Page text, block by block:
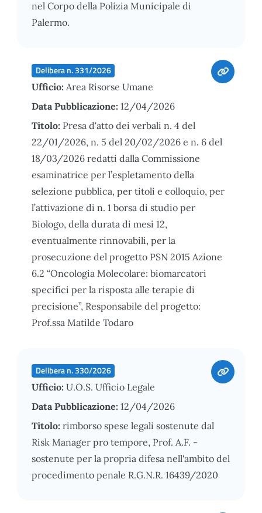
nel Corpo della Polizia Municipale di
Palermo.
Delibera n. 331/2026
Ufficio: Area Risorse Umane
Data Pubblicazione: 12/04/2026
Titolo: Presa d'atto dei verbali n. 4 del
22/01/2026, n. 5 del 20/02/2026 e n. 6 del
18/03/2026 redatti dalla Commissione
esaminatrice per l’espletamento della
selezione pubblica, per titoli e colloquio, per
l’attivazione di n. 1 borsa di studio per
Biologo, della durata di mesi 12,
eventualmente rinnovabili, per la
prosecuzione del progetto PSN 2015 Azione
6.2 “Oncologia Molecolare: biomarcatori
specifici per la risposta alle terapie di
precisione”, Responsabile del progetto:
Prof.ssa Matilde Todaro
Delibera n. 330/2026
Ufficio: U.O.S. Ufficio Legale
Data Pubblicazione: 12/04/2026
Titolo: rimborso spese legali sostenute dal
Risk Manager pro tempore, Prof. A.F. -
sostenute per la propria difesa nell'ambito del
procedimento penale R.G.N.R. 16439/2020